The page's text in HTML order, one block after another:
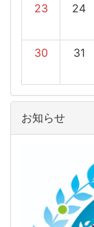
23 24
30 31
お知らせ